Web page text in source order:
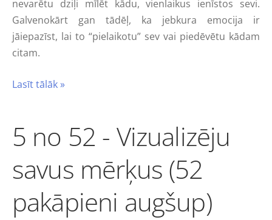
nevarētu dziļi mīlēt kādu, vienlaikus ienīstos sevi.
Galvenokārt gan tādēļ, ka jebkura emocija ir
jāiepazīst, lai to “pielaikotu” sev vai piedēvētu kādam
citam.
Lasīt tālāk »
5 no 52 - Vizualizēju
savus mērķus (52
pakāpieni augšup)